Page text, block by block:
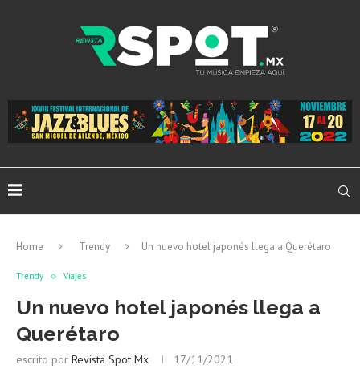
Home Trendy Un nuevo hotel japonés llega a Querétaro
Trendy Viajes
Un nuevo hotel japonés llega a
Querétaro
escrito por Revista Spot Mx 17/11/2021